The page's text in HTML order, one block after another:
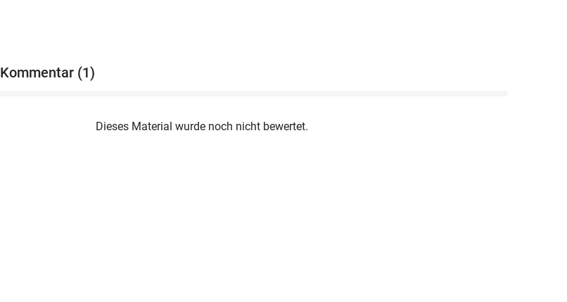
Kommentar (1)
Dieses Material wurde noch nicht bewertet.